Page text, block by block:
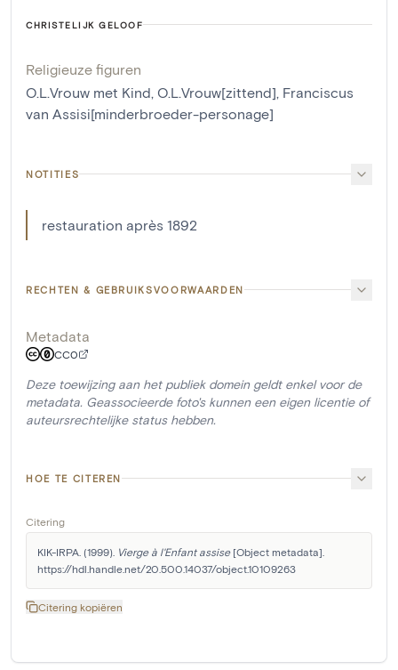
CHRISTELIJK GELOOF
Religieuze figuren
O.L.Vrouw met Kind O.L.Vrouw[zittend] Franciscus
van Assisi[minderbroeder-personage]
NOTITIES
restauration après 1892
RECHTEN & GEBRUIKSVOORWAARDEN
Metadata
CC0
Deze toewijzing aan het publiek domein geldt enkel voor de
metadata. Geassocieerde foto's kunnen een eigen licentie of
auteursrechtelijke status hebben.
HOE TE CITEREN
Citering
KIK-IRPA. (1999). Vierge à l'Enfant assise [Object metadata].
https://hdl.handle.net/20.500.14037/object.10109263
Citering kopiëren